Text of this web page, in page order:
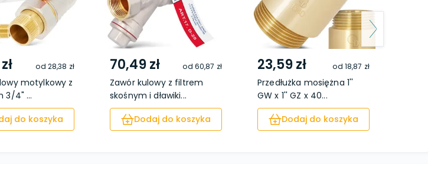
od 28,38 zł
motylkowy z
3/4" ...
do koszyka
70,49 zł od 60,87 zł
Zawór kulowy z filtrem
skośnym i dławiki...
Dodaj do koszyka
23,59 zł od 18,87 zł
Przedłużka mosiężna 1''
GW x 1'' GZ x 40...
Dodaj do koszyka